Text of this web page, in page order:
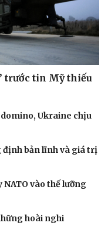
trước tin Mỹ thiếu
Ukraine chịu
định bản lĩnh và giá trị
vào thế lưỡng
hoài nghi